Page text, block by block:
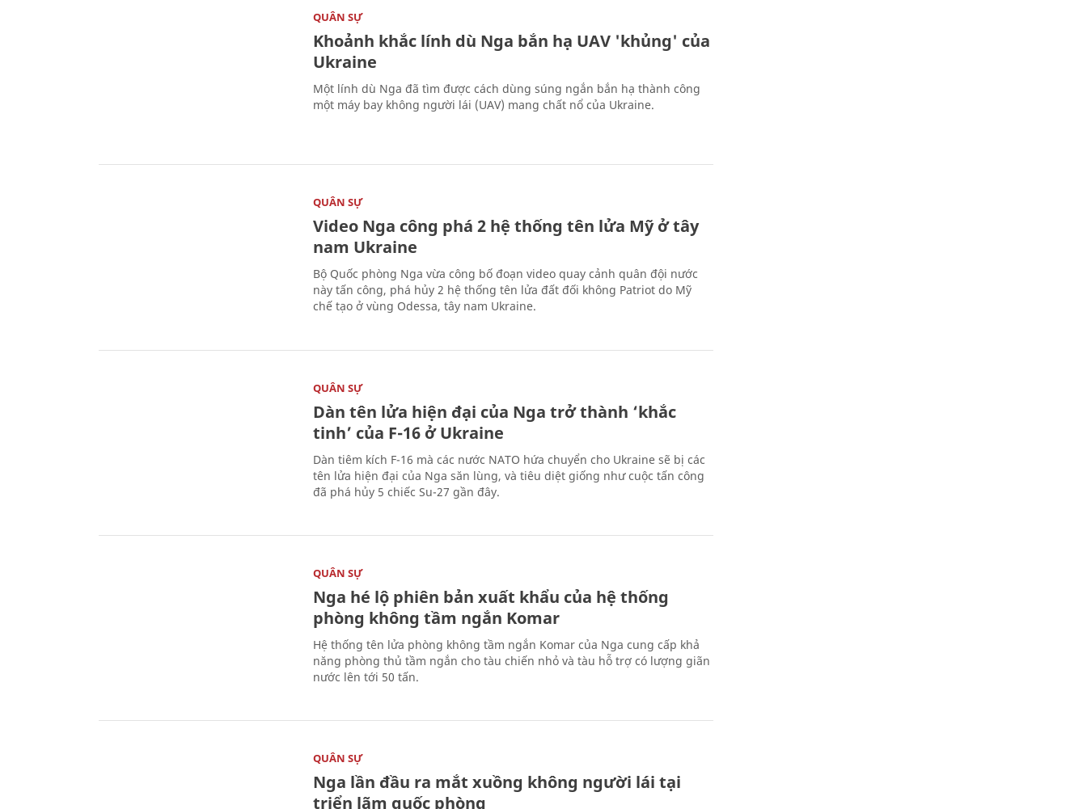
QUÂN SỰ
Khoảnh khắc lính dù Nga bắn hạ UAV 'khủng' của
Ukraine
Một lính dù Nga đã tìm được cách dùng súng ngắn bắn hạ thành công
một máy bay không người lái (UAV) mang chất nổ của Ukraine.
QUÂN SỰ
Video Nga công phá 2 hệ thống tên lửa Mỹ ở tây
nam Ukraine
Bộ Quốc phòng Nga vừa công bố đoạn video quay cảnh quân đội nước
này tấn công, phá hủy 2 hệ thống tên lửa đất đối không Patriot do Mỹ
chế tạo ở vùng Odessa, tây nam Ukraine.
QUÂN SỰ
Dàn tên lửa hiện đại của Nga trở thành ‘khắc
tinh’ của F-16 ở Ukraine
Dàn tiêm kích F-16 mà các nước NATO hứa chuyển cho Ukraine sẽ bị các
tên lửa hiện đại của Nga săn lùng, và tiêu diệt giống như cuộc tấn công
đã phá hủy 5 chiếc Su-27 gần đây.
QUÂN SỰ
Nga hé lộ phiên bản xuất khẩu của hệ thống
phòng không tầm ngắn Komar
Hệ thống tên lửa phòng không tầm ngắn Komar của Nga cung cấp khả
năng phòng thủ tầm ngắn cho tàu chiến nhỏ và tàu hỗ trợ có lượng giãn
nước lên tới 50 tấn.
QUÂN SỰ
Nga lần đầu ra mắt xuồng không người lái tại
triển lãm quốc phòng